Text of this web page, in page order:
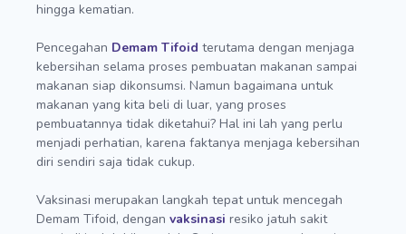
hingga kematian.
Pencegahan Demam Tifoid terutama dengan menjaga
kebersihan selama proses pembuatan makanan sampai
makanan siap dikonsumsi. Namun bagaimana untuk
makanan yang kita beli di luar, yang proses
pembuatannya tidak diketahui? Hal ini lah yang perlu
menjadi perhatian, karena faktanya menjaga kebersihan
diri sendiri saja tidak cukup.
Vaksinasi merupakan langkah tepat untuk mencegah
Demam Tifoid, dengan vaksinasi resiko jatuh sakit